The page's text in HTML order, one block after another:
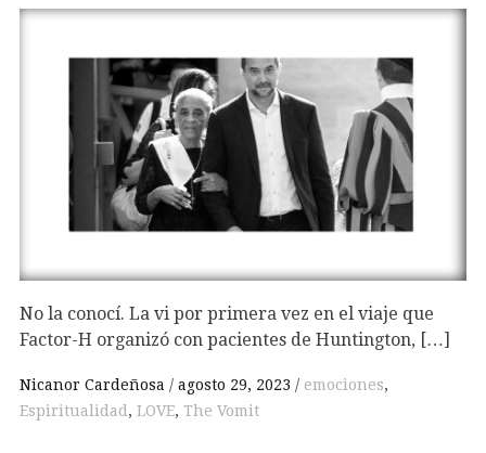
No la conocí. La vi por primera vez en el viaje que
Factor-H organizó con pacientes de Huntington, […]
Nicanor Cardeñosa agosto 29, 2023 emociones,
Espiritualidad, LOVE, The Vomit